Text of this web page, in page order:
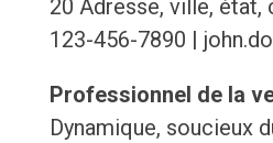
20 Adresse, ville, état,
123-456-7890 |
Professionnel de la
Dynamique, soucieux